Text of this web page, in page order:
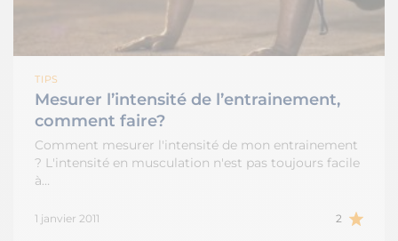
TIPS
Mesurer l’intensité de l’entrainement,
comment faire?
Comment mesurer l'intensité de mon entrainement
? L'intensité en musculation n'est pas toujours facile
à…
1 janvier 2011 2